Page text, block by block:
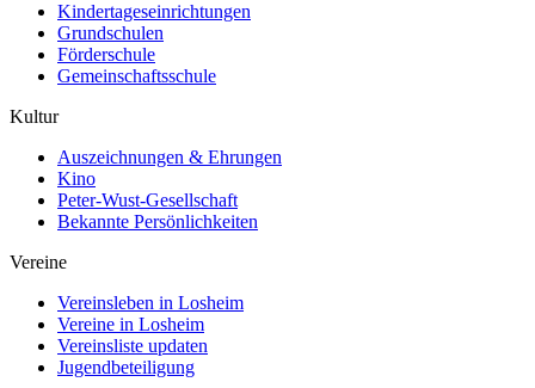
Kindertageseinrichtungen
Grundschulen
Förderschule
Gemeinschaftsschule
Kultur
Auszeichnungen & Ehrungen
Kino
Peter-Wust-Gesellschaft
Bekannte Persönlichkeiten
Vereine
Vereinsleben in Losheim
Vereine in Losheim
Vereinsliste updaten
Jugendbeteiligung